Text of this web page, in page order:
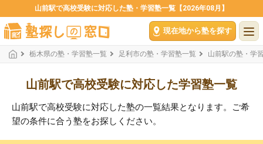
山前駅で高校受験に対応した塾・学習塾一覧【2026年08月】
現在地から塾を探す
栃木県の塾・学習塾一覧 足利市の塾・学習塾一覧 山前駅の塾・学
山前駅で高校受験に対応した学習塾一覧
山前駅で高校受験に対応した塾の一覧結果となります。ご希
望の条件に合う塾をお探しください。